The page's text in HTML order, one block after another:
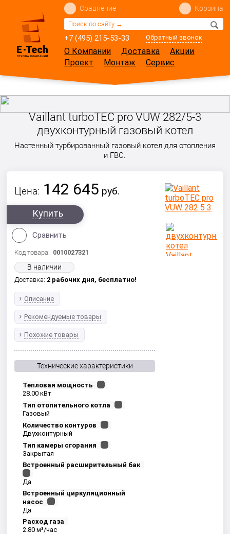
+7 (495) 215-53-33 Обратный звонок
Сравнение Корзина
О Компании Доставка
Акции
Проект
Монтаж Сервис
Vaillant turboTEC pro VUW 282/5-3
двухконтурный газовый котел
Настенный турбированный газовый котел для отопления
и ГВС.
Цена: 142 645 руб.
Купить
Сравнить
Код товара: 0010027321
В наличии
Доставка: 2 рабочих дня, бесплатно!
Описание
Рекомендуемые товары
Похожие товары
Технические характеристики
Тепловая мощность
28.00 кВт
Тип отопительного котла
Газовый
Количество контуров
Двухконтурный
Тип камеры сгорания
Закрытая
Встроенный расширительный бак
Да
Встроенный циркуляционный
насос
Да
Расход газа
2.80 м³/час